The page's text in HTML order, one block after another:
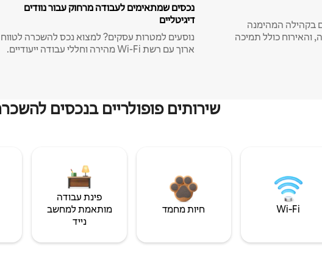
בקהילה המהימנה
והאירוח כולל תמיכה
נכסים שמתאימים לעבודה מרחוק עבור נוודים
דיגיטליים
נוסעים למטרות עסקים? למצוא נכס להשכרה לטווח
ארוך עם רשת Wi-Fi מהירה וחללי עבודה ייעודיים.
שירותים פופולריים בנכסים
Wi‑Fi חיות מחמד
פינת עבודה
מותאמת למחשב
נייד